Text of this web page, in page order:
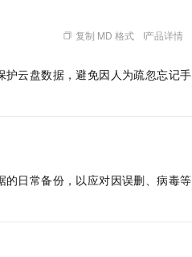
复制 MD 格式 产品详情
云盘数据，避免因人为疏忽忘记手
日常备份，以应对因误删、病毒等